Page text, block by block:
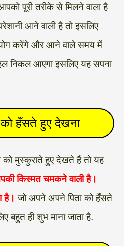
पूरी तरीके से मिलने वाला है
आने वाली है तो इसलिए
करेंगे और आने वाले समय में
निकल आएगा इसलिए यह सपना
हँसते हुए देखना
मुस्कुराते हुए देखते हैं तो यह
किस्मत चमकने वाली है।
है। जो अपने अपने पिता को हँसते
बहुत ही शुभ माना जाता है.